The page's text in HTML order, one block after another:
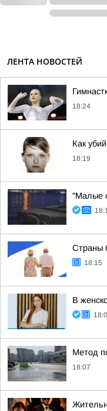
ЛЕНТА НОВОСТЕЙ
18:24
Как
18:19
"Малые
Страны
18:15
В
Метод
18:07